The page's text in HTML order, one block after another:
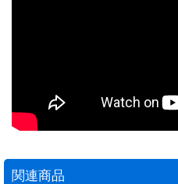
関連商品